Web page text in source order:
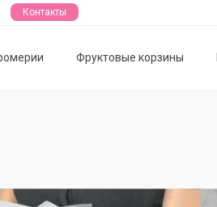
Фруктовые корзины
Контакты